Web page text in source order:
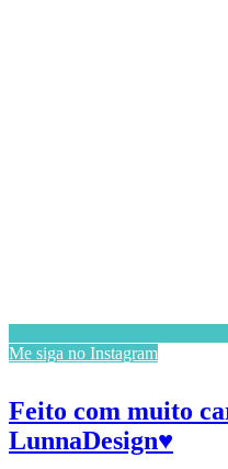
Me siga no Instagram
Feito com muito
LunnaDesign♥